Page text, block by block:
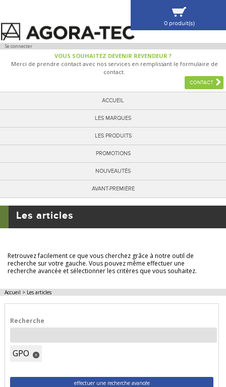
Se connecter
VOUS SOUHAITEZ DEVENIR REVENDEUR ?
Merci de prendre contact avec nos services en remplissant le formulaire de
contact.
CONTACT
ACCUEIL
LES MARQUES
LES PRODUITS
PROMOTIONS
NOUVEAUTÉS
AVANT-PREMIÈRE
0 produit(s)
VOIR MA SÉLECTION
Les articles
Retrouvez facilement ce que vous cherchez grâce à notre outil de
recherche sur votre gauche. Vous pouvez même effectuer une
recherche avancée et sélectionner les critères que vous souhaitez.
Accueil > Les articles
Recherche
GPO x
effectuer une recherche avancée